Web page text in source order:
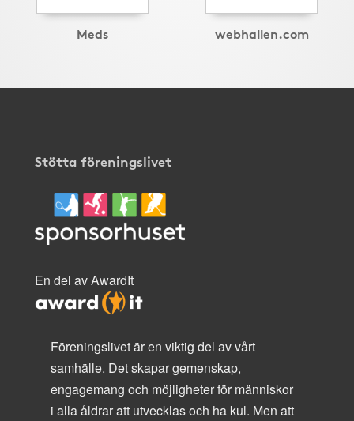
Meds webhallen.com
Stötta föreningslivet
En del av AwardIt
Föreningslivet är en viktig del av vårt
samhälle. Det skapar gemenskap,
engagemang och möjligheter för människor
i alla åldrar att utvecklas och ha kul. Men att